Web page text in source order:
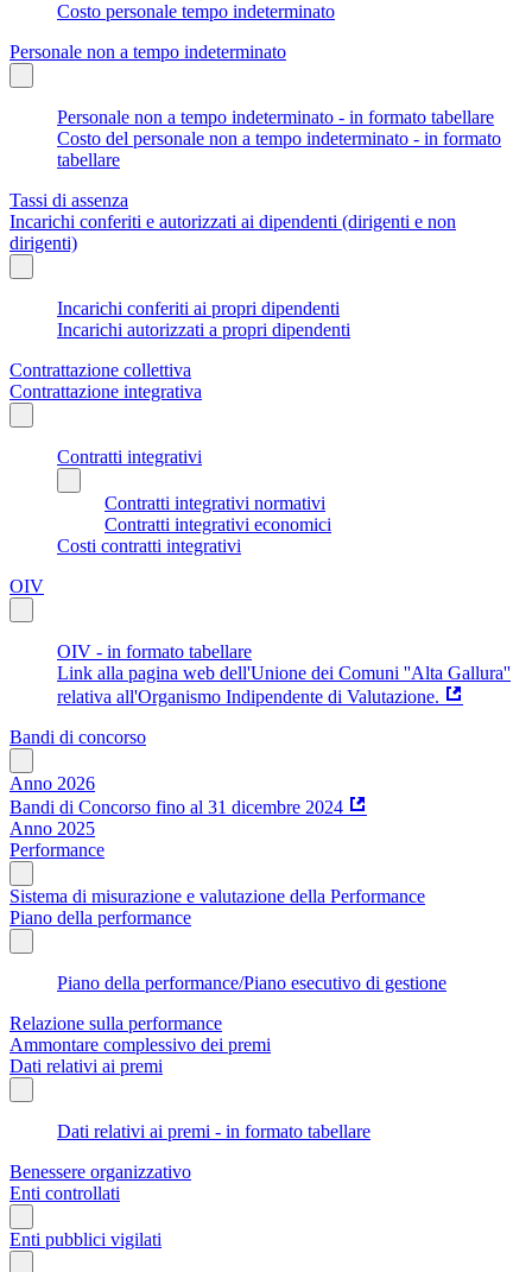
Costo personale tempo indeterminato
Personale non a tempo indeterminato
Personale non a tempo indeterminato - in formato tabellare
Costo del personale non a tempo indeterminato - in formato
tabellare
Tassi di assenza
Incarichi conferiti e autorizzati ai dipendenti (dirigenti e non
dirigenti)
Incarichi conferiti ai propri dipendenti
Incarichi autorizzati a propri dipendenti
Contrattazione collettiva
Contrattazione integrativa
Contratti integrativi
Contratti integrativi normativi
Contratti integrativi economici
Costi contratti integrativi
OIV
OIV - in formato tabellare
Link alla pagina web dell'Unione dei Comuni ''Alta Gallura''
relativa all'Organismo Indipendente di Valutazione.
Bandi di concorso
Anno 2026
Bandi di Concorso fino al 31 dicembre 2024
Anno 2025
Performance
Sistema di misurazione e valutazione della Performance
Piano della performance
Piano della performance/Piano esecutivo di gestione
Relazione sulla performance
Ammontare complessivo dei premi
Dati relativi ai premi
Dati relativi ai premi - in formato tabellare
Benessere organizzativo
Enti controllati
Enti pubblici vigilati